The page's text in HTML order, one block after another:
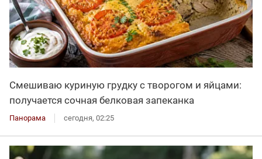
Смешиваю куриную грудку с творогом и яйцами:
получается сочная белковая запеканка
Панорама сегодня, 02:25